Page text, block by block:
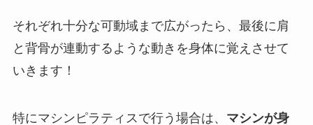
それぞれ十分な可動域まで広がったら、最後に肩
と背骨が連動するような動きを身体に覚えさせて
いきます！
特にマシンピラティスで行う場合は、 マシンが身